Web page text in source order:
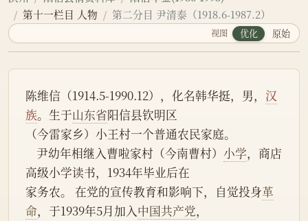
第十一栏目 人物
第二分目 尹清泰（1918.6-1987.2）
视图 优化 原始
陈维信（1914.5-1990.12），化名韩华挺，男， 汉
族。生于山东省阳信县钦明区
（今雷家乡）小王村一个普通农民家庭。
    尹幼年相继入曹啦家村（今南曹村）
小学，商店
高级小学读书，1934年毕业后在
家务农。 在党的宣传教育和影响下，自觉投身革
命，于1939年5月加入中国共产党，